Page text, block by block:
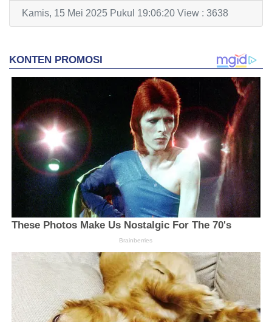
Kamis, 15 Mei 2025 Pukul 19:06:20 View : 3638